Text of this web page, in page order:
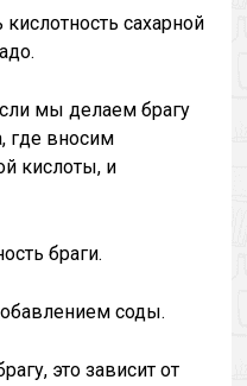
сахарной
мы делаем брагу
где вносим
кислоты, и
браги.
соды.
это зависит от